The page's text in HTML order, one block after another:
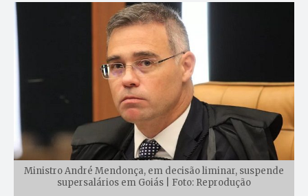
Ministro André Mendonça, em decisão liminar, suspende
supersalários em Goiás | Foto: Reprodução